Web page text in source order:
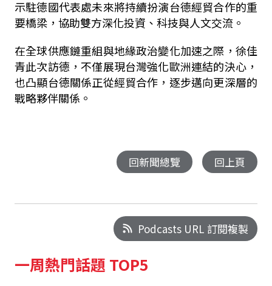
示駐德國代表處未來將持續扮演台德經貿合作的重
要橋梁，協助雙方深化投資、科技與人文交流。
在全球供應鏈重組與地緣政治變化加速之際，徐佳
青此次訪德，不僅展現台灣強化歐洲連結的決心，
也凸顯台德關係正從經貿合作，逐步邁向更深層的
戰略夥伴關係。
回新聞總覽 回上頁
Podcasts URL 訂閱複製
一周熱門話題 TOP5